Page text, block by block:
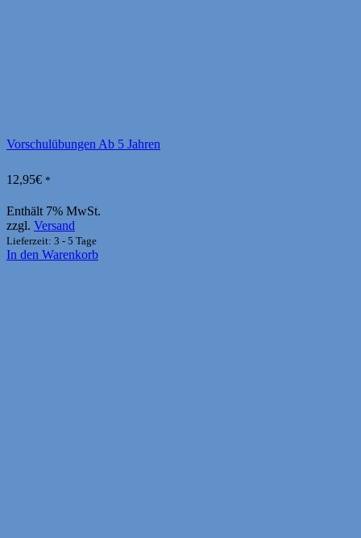
Vorschulübungen Ab 5 Jahren
12,95€ *
Enthält 7% MwSt.
zzgl. Versand
Lieferzeit: 3 - 5 Tage
In den Warenkorb